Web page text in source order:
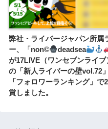
弊社・ライバージャパン所属
ー、「non©️ deadsea
が17LIVE（ワンセブンライブ
の「新人ライバーの壁vol.72
「フォロワーランキング」で
賞しました。